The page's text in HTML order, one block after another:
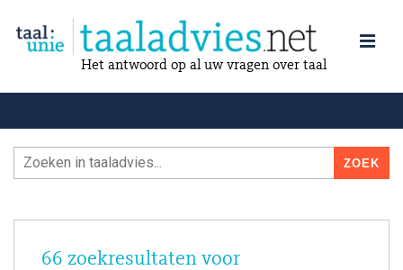
Het antwoord op al uw vragen over taal
66 zoekresultaten voor